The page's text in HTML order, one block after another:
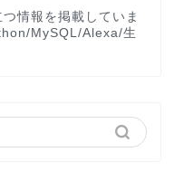
情報を掲載していま
MySQL/Alexa/生